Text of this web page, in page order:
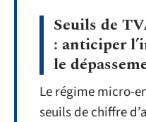
Seuils de
: anticiper
le
Le régime micro-
seuils de chiffre